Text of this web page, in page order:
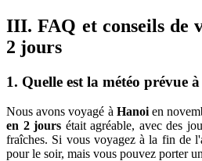
III. FAQ et conseils de
2 jours
1. Quelle est la météo prévue
Nous avons voyagé à Hanoien
en 2 jours était agréable, avec des
fraîches. Si vous voyagez à la fin de
pour le soir, mais vous pouvez porter